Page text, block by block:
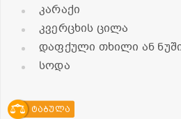
კარაქი
კვერცხის ცილა
დაფქული თხილი ან
სოდა
ტაბულა